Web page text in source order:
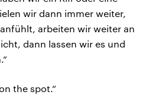
wir dann immer weiter,
arbeiten wir weiter an
dann lassen wir es und
the spot.“